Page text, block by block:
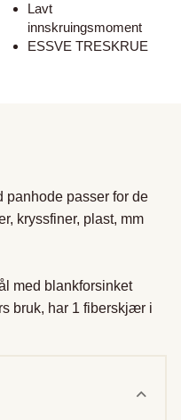
Lavt
innskruingsmoment
ESSVE TRESKRUE
panhode passer for de
kryssfiner, plast, mm
med blankforsinket
bruk, har 1 fiberskjær i